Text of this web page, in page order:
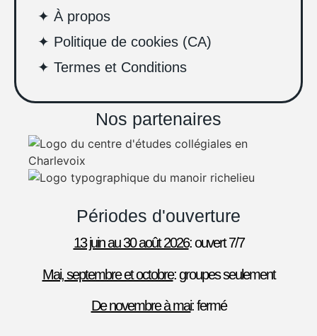
✦ À propos
✦ Politique de cookies (CA)
✦ Termes et Conditions
Nos partenaires
Périodes d'ouverture
13 juin au 30 août 2026: ouvert 7/7
Mai, septembre et octobre: groupes seulement
De novembre à mai: fermé